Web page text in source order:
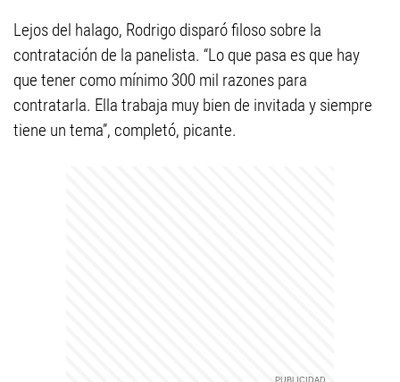
Lejos del halago, Rodrigo disparó filoso sobre la
contratación de la panelista. “Lo que pasa es que hay
que tener como mínimo 300 mil razones para
contratarla. Ella trabaja muy bien de invitada y siempre
tiene un tema”, completó, picante.